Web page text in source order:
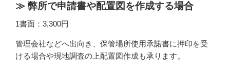
弊所で申請書や配置図を作成する場合
1書面：3,300円
管理会社などへ出向き、保管場所使用承諾書に押印を受
ける場合や現地調査の上配置図作成も承ります。